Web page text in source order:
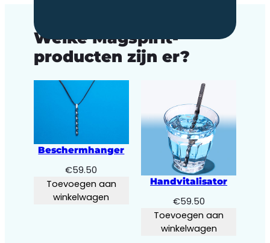
Welke Magspirit-
producten zijn er?
Beschermhanger
€59.50
Toevoegen aan
winkelwagen
Handvitalisator
€59.50
Toevoegen aan
winkelwagen